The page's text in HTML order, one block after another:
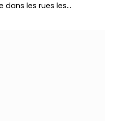
dans les rues les…